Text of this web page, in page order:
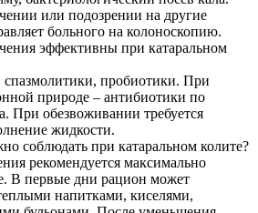
или подозрении на другие
больного на колоноскопию.
эффективны при катаральном
спазмолитики, пробиотики. При
природе – антибиотики по
При обезвоживании требуется
жидкости.
соблюдать при катаральном колите?
рекомендуется максимально
В первые дни рацион может
напитками, киселями,